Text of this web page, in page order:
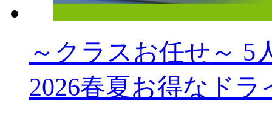
～クラスお任せ～ 5
2026春夏お得なド